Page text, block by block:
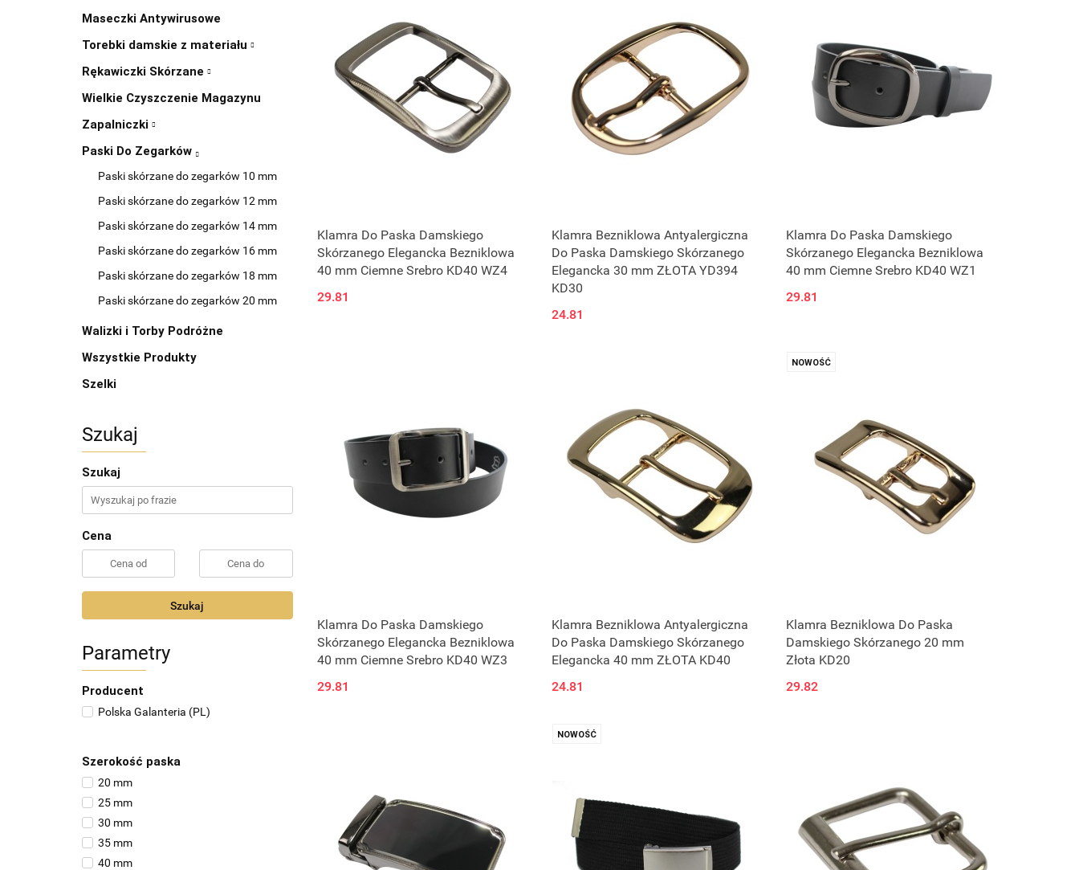
Maseczki Antywirusowe
Torebki damskie z materiału
Rękawiczki Skórzane
Wielkie Czyszczenie Magazynu
Zapalniczki
Paski Do Zegarków
Paski skórzane do zegarków 10 mm
Paski skórzane do zegarków 12 mm
Paski skórzane do zegarków 14 mm
Paski skórzane do zegarków 16 mm
Paski skórzane do zegarków 18 mm
Paski skórzane do zegarków 20 mm
Walizki i Torby Podróżne
Wszystkie Produkty
Szelki
Szukaj
Szukaj
Cena
Szukaj
Parametry
Producent
Polska Galanteria (PL)
Szerokość paska
20 mm
25 mm
30 mm
35 mm
40 mm
Klamra Do Paska Damskiego
Skórzanego Elegancka Bezniklowa
40 mm Ciemne Srebro KD40 WZ4
29.81
Klamra Bezniklowa Antyalergiczna
Do Paska Damskiego Skórzanego
Elegancka 30 mm ZŁOTA YD394
KD30
24.81
Klamra Do Paska Damskiego
Skórzanego Elegancka Bezniklowa
40 mm Ciemne Srebro KD40 WZ1
29.81
Klamra Do Paska Damskiego
Skórzanego Elegancka Bezniklowa
40 mm Ciemne Srebro KD40 WZ3
29.81
Klamra Bezniklowa Antyalergiczna
Do Paska Damskiego Skórzanego
Elegancka 40 mm ZŁOTA KD40
24.81
NOWOŚĆ
Klamra Bezniklowa Do Paska
Damskiego Skórzanego 20 mm
Złota KD20
29.82
NOWOŚĆ